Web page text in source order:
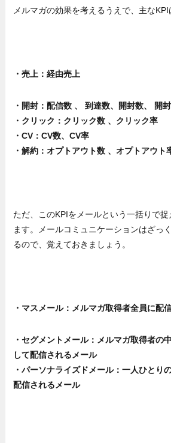
メルマガの効果を考えるうえで、主なKPI
・売上：経由売上
・開封：配信数 、 到達数、開封数、 開
・クリック：クリック数 、クリック率
・CV：CV数、CV率
・解約：オプトアウト数 、オプトアウト
ただ、このKPIをメールという一括りで
ます。メールコミュニケーションはざっ
るので、覚えておきましょう。
・マスメール：メルマガ取得者全員に配
・セグメントメール：メルマガ取得者の
して配信されるメール
・パーソナライズドメール：一人ひとり
配信されるメール